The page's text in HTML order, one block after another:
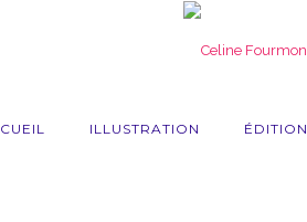
ILLUSTRATION ÉDITION